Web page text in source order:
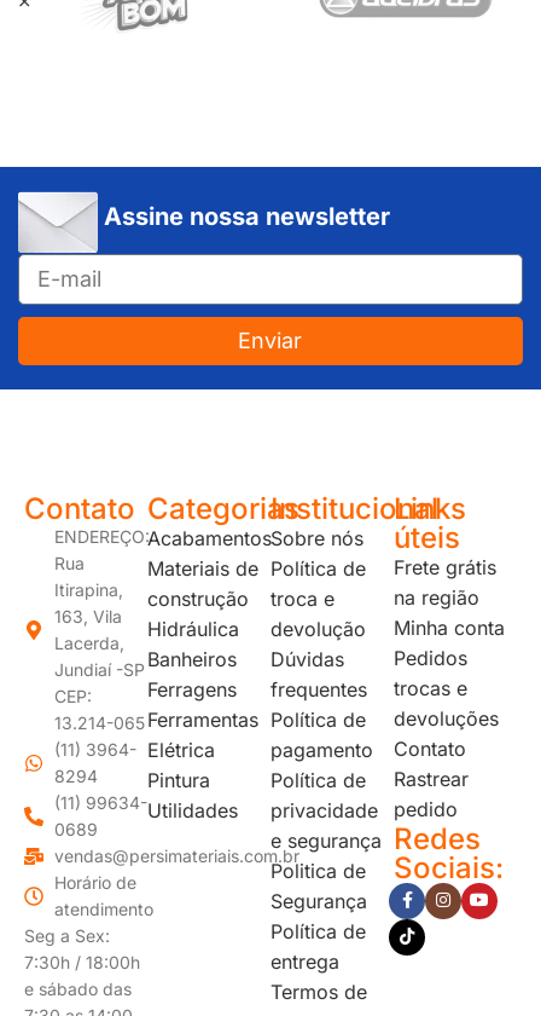
Assine nossa newsletter
Enviar
Contato
ENDEREÇO:
Rua
Itirapina,
163, Vila
Lacerda,
Jundiaí -SP
CEP:
13.214-065
(11) 3964-
8294
(11) 99634-
0689
vendas@persimateriais.com.br
Horário de
atendimento
Seg a Sex:
7:30h / 18:00h
e sábado das
Categorias
Acabamentos
Materiais de
construção
Hidráulica
Banheiros
Ferragens
Ferramentas
Elétrica
Pintura
Utilidades
Institucional
Sobre nós
Política de
troca e
devolução
Dúvidas
frequentes
Política de
pagamento
Política de
privacidade
e segurança
Politica de
Segurança
Política de
entrega
Termos de
Links
úteis
Frete grátis
na região
Minha conta
Pedidos
trocas e
devoluções
Contato
Rastrear
pedido
Redes
Sociais: